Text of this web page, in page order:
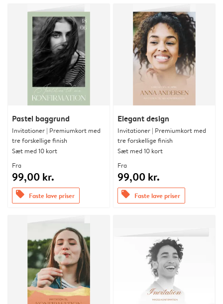
Pastel baggrund
Invitationer | Premiumkort med
tre forskellige finish
Sæt med 10 kort
Fra
99,00 kr.
offers Faste lave priser
Elegant design
Invitationer | Premiumkort med
tre forskellige finish
Sæt med 10 kort
Fra
99,00 kr.
offers Faste lave priser